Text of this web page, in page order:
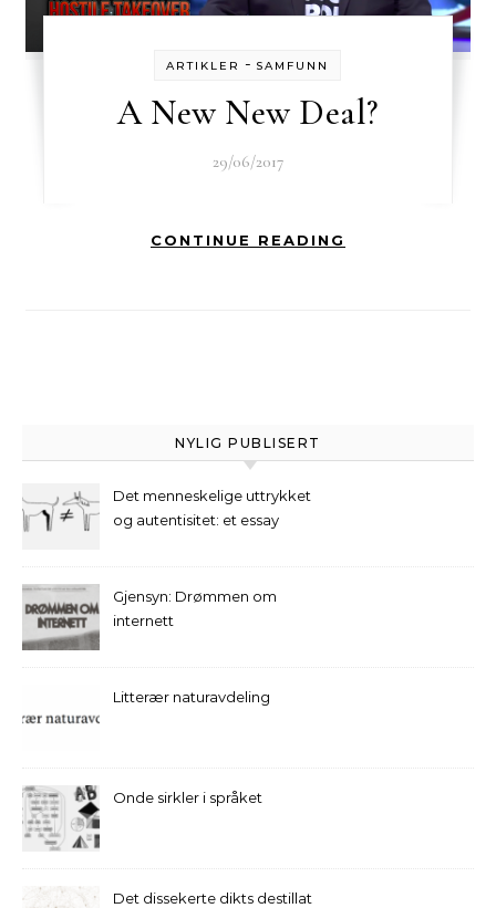
ARTIKLER - SAMFUNN
A New New Deal?
29/06/2017
CONTINUE READING
NYLIG PUBLISERT
Det menneskelige uttrykket
og autentisitet: et essay
Gjensyn: Drømmen om
internett
Litterær naturavdeling
Onde sirkler i språket
Det dissekerte dikts destillat